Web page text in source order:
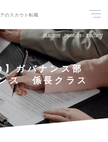
のスカウト転職
掲載期間 26/06/23～27/03/07
】ガバナンス部
ス 係長クラス